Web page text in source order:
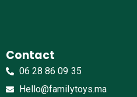
Contact
06 28 86 09 35
Hello@familytoys.ma